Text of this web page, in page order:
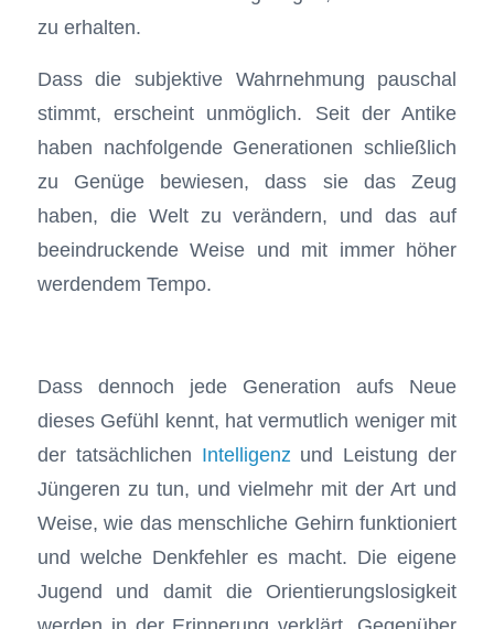
zu erhalten.
Dass die subjektive Wahrnehmung pauschal
stimmt, erscheint unmöglich. Seit der Antike
haben nachfolgende Generationen schließlich
zu Genüge bewiesen, dass sie das Zeug
haben, die Welt zu verändern, und das auf
beeindruckende Weise und mit immer höher
werdendem Tempo.
Dass dennoch jede Generation aufs Neue
dieses Gefühl kennt, hat vermutlich weniger mit
der tatsächlichen Intelligenz und Leistung der
Jüngeren zu tun, und vielmehr mit der Art und
Weise, wie das menschliche Gehirn funktioniert
und welche Denkfehler es macht. Die eigene
Jugend und damit die Orientierungslosigkeit